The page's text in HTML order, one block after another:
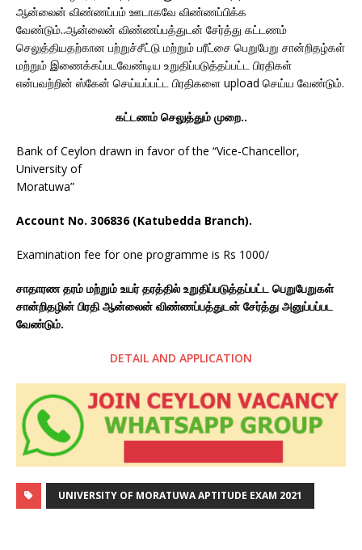
ஆன்லைன் விண்ணப்பம் ஊடாகவே விண்ணப்பிக்க
வேண்டும்..ஆன்லைன் விண்ணப்பத்துடன் சேர்த்து கட்டணம்
செலுத்தியதற்கான பற்றுச்சீட்டு மற்றும் பரீட்சை பெறுபேறு சான்றிதழ்கள்
மற்றும் இணைக்கப்படவேண்டிய உறுதிப்படுத்தப்பட்ட பிரதிகள்
என்பவற்றின் ஸ்கேன் செய்யப்பட்ட பிரதிகளை upload செய்ய வேண்டும்.
கட்டணம் செலுத்தும் முறை..
Bank of Ceylon drawn in favor of the “Vice-Chancellor,
University of
Moratuwa”
Account No. 306836 (Katubedda Branch).
Examination fee for one programme is Rs 1000/
சாதாரண தரம் மற்றும் உயர் தரத்தில் உறுதிப்படுத்தப்பட்ட பெறுபேறுகள்
சான்றிதழின் பிரதி ஆன்லைன் விண்ணப்பத்துடன் சேர்த்து அனுப்பப்பட
வேண்டும்.
DETAIL AND APPLICATION
UNIVERSITY OF MORATUWA APTITUDE EXAM 2021